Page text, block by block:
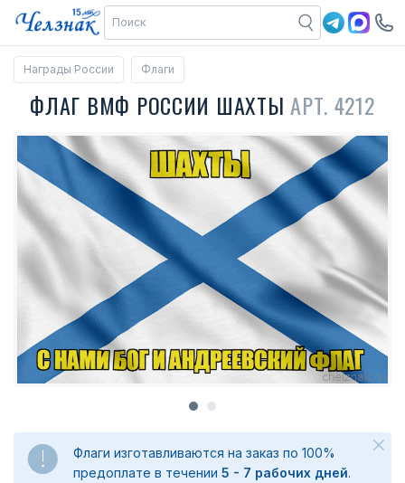
Награды России Флаги
ФЛАГ ВМФ РОССИИ ШАХТЫАРТ. 4212
Флаги изготавливаются на заказ по 100%
предоплате в течении 5 - 7 рабочих дней.